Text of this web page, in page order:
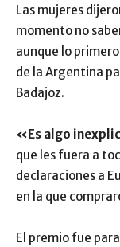
Las mujeres
momento no
aunque lo
de la Argentina
Badajoz.
«Es algo
que les fuera a
declaraciones a
en la que
El premio fue